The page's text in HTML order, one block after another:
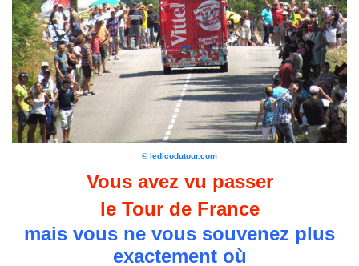
© ledicodutour.com
Vous avez vu passer
le Tour de France
mais vous ne vous souvenez plus
exactement où